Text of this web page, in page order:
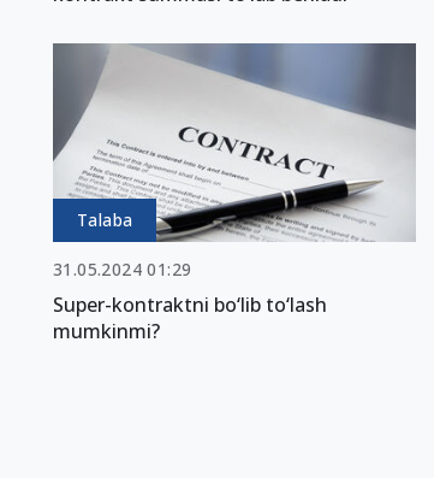
Talaba
31.05.2024 01:29
Super-kontraktni bo‘lib to‘lash
mumkinmi?